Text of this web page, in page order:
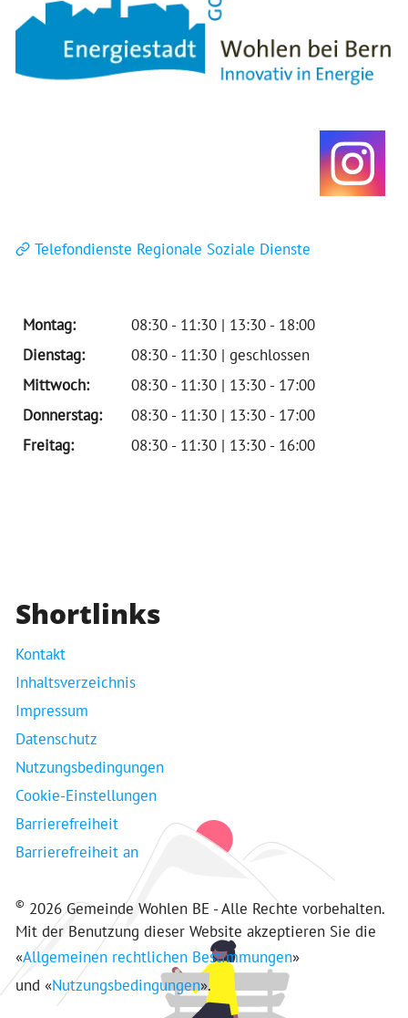
Telefondienste Regionale Soziale Dienste
Montag:
08:30 - 11:30 | 13:30 - 18:00
Dienstag:
08:30 - 11:30 | geschlossen
Mittwoch:
08:30 - 11:30 | 13:30 - 17:00
Donnerstag:
08:30 - 11:30 | 13:30 - 17:00
Freitag:
08:30 - 11:30 | 13:30 - 16:00
Shortlinks
Kontakt
Inhaltsverzeichnis
Impressum
Datenschutz
Nutzungsbedingungen
Cookie-Einstellungen
Barrierefreiheit
Barrierefreiheit an
© 2026 Gemeinde Wohlen BE - Alle Rechte vorbehalten.
Mit der Benutzung dieser Website akzeptieren Sie die
«Allgemeinen rechtlichen Bestimmungen»
und «Nutzungsbedingungen».